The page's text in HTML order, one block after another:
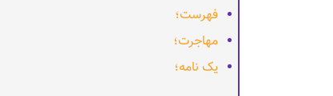
فهرست؛
مهاجرت؛
یک نامه؛